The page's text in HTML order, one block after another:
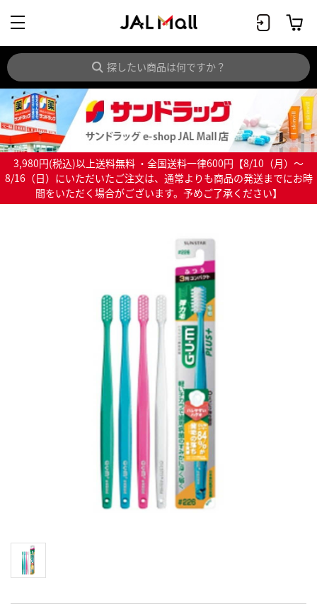
3,980円(税込)以上送料無料 ・全国送料一律600円【8/10（月）～
8/16（日）にいただいたご注文は、通常よりも商品の発送までにお時
間をいただく場合がございます。予めご了承ください】